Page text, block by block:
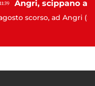
ad Angri (SA), i